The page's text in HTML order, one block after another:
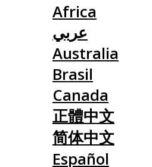
Africa
عربي
Australia
Brasil
Canada
正體中文
简体中文
Español